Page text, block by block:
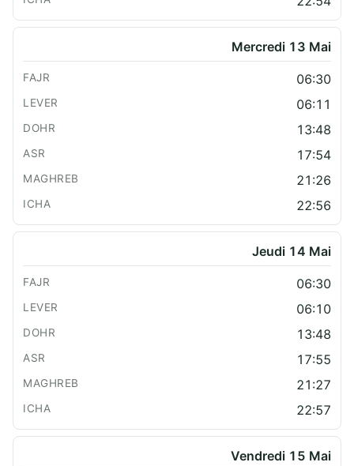
Mercredi 13 Mai
06:30
06:11
13:48
17:54
21:26
22:56
Jeudi 14 Mai
06:30
06:10
13:48
17:55
21:27
22:57
Vendredi 15 Mai